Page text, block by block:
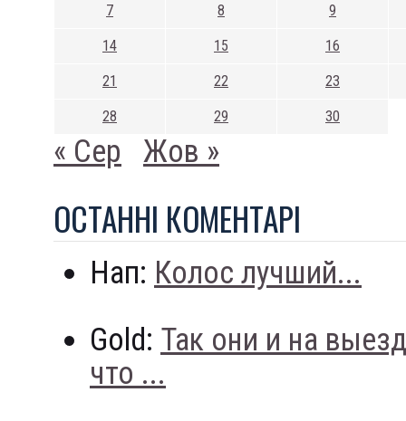
7 8 9
14 15 16
21 22 23
28 29 30
« Сер Жов »
ОСТАННI КОМЕНТАРI
Нап: Колос лучший...
Gold: Так они и на
что ...